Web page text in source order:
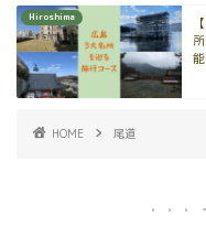
Hiroshima
能
HOME 尾道